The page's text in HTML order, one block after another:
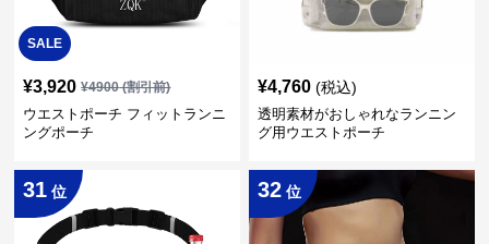
SALE
¥3,920 ¥4900(割引前)
ウエストポーチ フィットランニ
ングポーチ
¥4,760 (税込)
透明素材がおしゃれなランニン
グ用ウエストポーチ
31 位 32 位